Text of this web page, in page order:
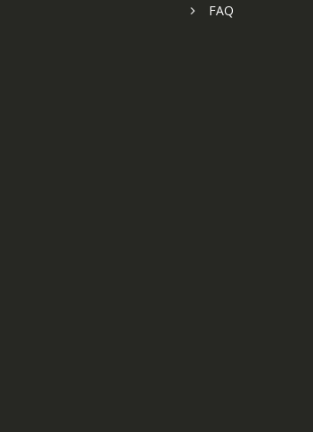
FAQ